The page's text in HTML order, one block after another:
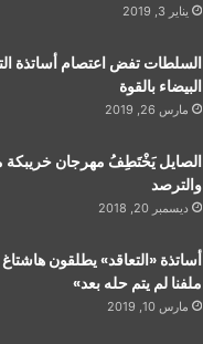
يناير 3, 2019
السلطات تفض اعتصام أساتذة
البيضاء بالقوة
مارس 26, 2019
الصايل يَخْتَطِفُ مهرجان خريبكة
والترصد
ديسمبر 20, 2018
أساتذة «التعاقد» يطلقون
ملفنا لم يتم حله بعد»
مارس 10, 2019